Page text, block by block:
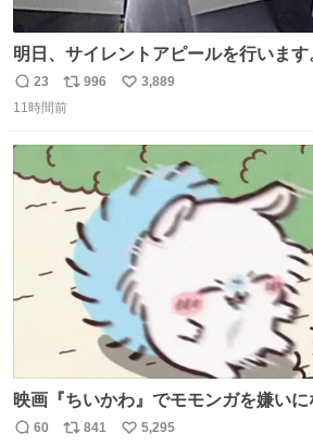
明日、サイレントアピールを行いま
[時間]7：45 集合 📍[場所]元安橋本通(
前ベンチ周辺 声は上げません。ただ
返
信
23
リ
ポ
数
996
い
3,889
11時間前
映画『ちいかわ』でモモンガを嫌い
も愛される理由と可能性 kai-you.net/
返
60
リ
841
い
5,295